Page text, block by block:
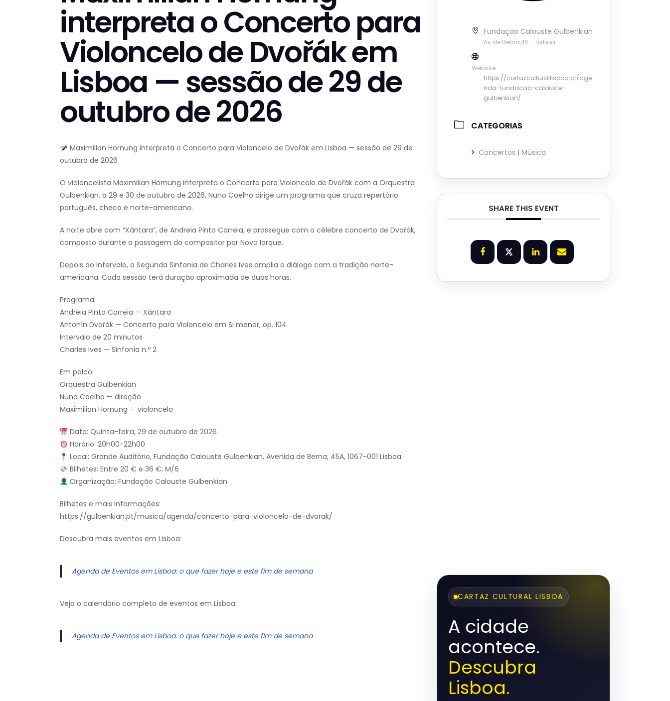
interpreta o Concerto para
Violoncelo de Dvořák em
Lisboa — sessão de 29 de
outubro de 2026
Maximilian Hornung interpreta o Concerto para Violoncelo de Dvořák em Lisboa — sessão de 29 de
outubro de 2026
O violoncelista Maximilian Hornung interpreta o Concerto para Violoncelo de Dvořák com a Orquestra
Gulbenkian, a 29 e 30 de outubro de 2026. Nuno Coelho dirige um programa que cruza repertório
português, checo e norte-americano.
A noite abre com “Xántara”, de Andreia Pinto Correia, e prossegue com o célebre concerto de Dvořák,
composto durante a passagem do compositor por Nova Iorque.
Depois do intervalo, a Segunda Sinfonia de Charles Ives amplia o diálogo com a tradição norte-
americana. Cada sessão terá duração aproximada de duas horas.
Programa:
Andreia Pinto Correia — Xántara
Antonín Dvořák — Concerto para Violoncelo em Si menor, op. 104
Intervalo de 20 minutos
Charles Ives — Sinfonia n.º 2
Em palco:
Orquestra Gulbenkian
Nuno Coelho — direção
Maximilian Hornung — violoncelo
Data: Quinta-feira, 29 de outubro de 2026
Horário: 20h00-22h00
Local: Grande Auditório, Fundação Calouste Gulbenkian, Avenida de Berna, 45A, 1067-001 Lisboa
Bilhetes: Entre 20 € e 36 €; M/6
Organização: Fundação Calouste Gulbenkian
Bilhetes e mais informações:
https://gulbenkian.pt/musica/agenda/concerto-para-violoncelo-de-dvorak/
Descubra mais eventos em Lisboa:
Agenda de Eventos em Lisboa: o que fazer hoje e este fim de semana
Veja o calendário completo de eventos em Lisboa:
Agenda de Eventos em Lisboa: o que fazer hoje e este fim de semana
Fundação Calouste Gulbenkian
Av.de Berna,45 - Lisboa
Website
https://cartazculturallisboa.pt/age
nda-fundacao-calouste-
gulbenkian/
CATEGORIAS
Concertos | Música
SHARE THIS EVENT
CARTAZ CULTURAL LISBOA
A cidade
acontece.
Descubra
Lisboa.